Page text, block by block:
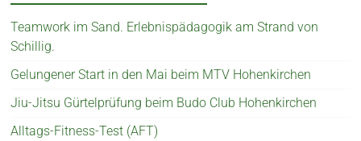
Teamwork im Sand. Erlebnispädagogik am Strand von
Schillig.
Gelungener Start in den Mai beim MTV Hohenkirchen
Jiu-Jitsu Gürtelprüfung beim Budo Club Hohenkirchen
Alltags-Fitness-Test (AFT)